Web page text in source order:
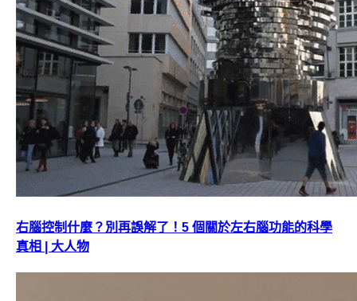
右腦控制什麼？別再誤解了！5 個關於左右腦功能的科學
真相 | 大人物